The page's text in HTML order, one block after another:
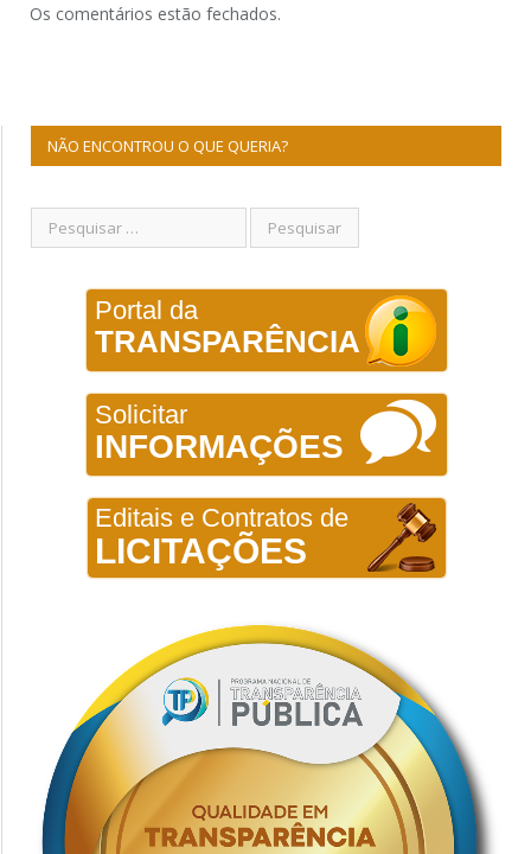
Os comentários estão fechados.
NÃO ENCONTROU O QUE QUERIA?
Portal da
TRANSPARÊNCIA
Solicitar
INFORMAÇÕES
Editais e Contratos de
LICITAÇÕES